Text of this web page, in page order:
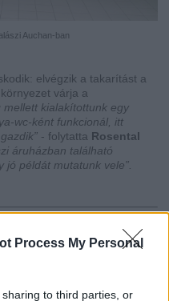
Process My Personal
to third parties, or
Auchan-ban
elvégzik a takarítást a
várja a
mellett kialakítottunk egy
wc-ként funkcionál, itt
- folytatta Rosental
áruházban található
példát mutatunk vele”.
az autóban, különösen
ősszel is oda kell erre